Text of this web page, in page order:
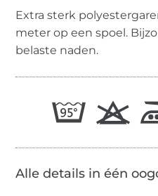
Extra sterk
meter op een spoel.
belaste naden.
Alle details in één